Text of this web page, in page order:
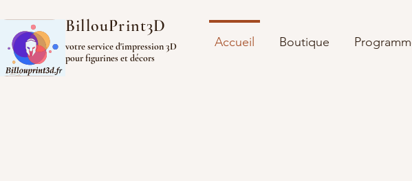
BillouPrint3D
votre service d'impression 3D
pour figurines et décors
Accueil Boutique